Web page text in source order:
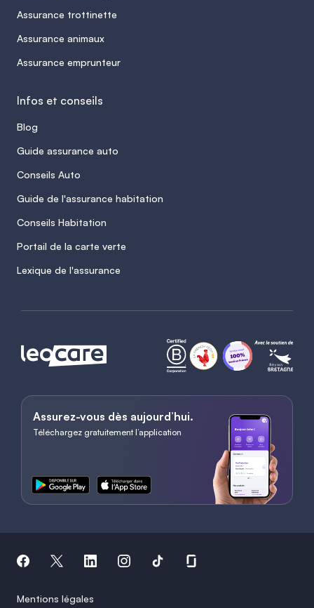
Assurance trottinette
Assurance animaux
Assurance emprunteur
Infos et conseils
Blog
Guide assurance auto
Conseils Auto
Guide de l'assurance habitation
Conseils Habitation
Portail de la carte verte
Lexique de l'assurance
Assurez-vous dès aujourd’hui.
Téléchargez gratuitement l’application
Mentions légales